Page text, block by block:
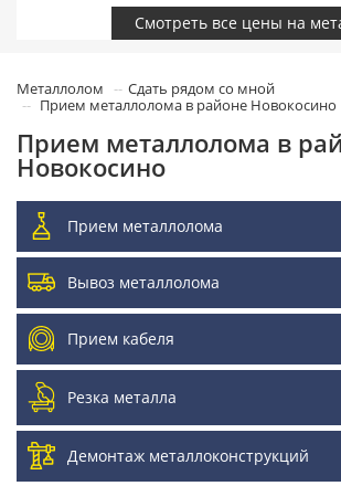
Смотреть все цены на
Металлолом
Сдать рядом со мной
Прием металлолома в районе Новокосино
Прием металлолома в
Новокосино
Прием металлолома
Вывоз металлолома
Прием кабеля
Резка металла
Демонтаж металлоконструкций